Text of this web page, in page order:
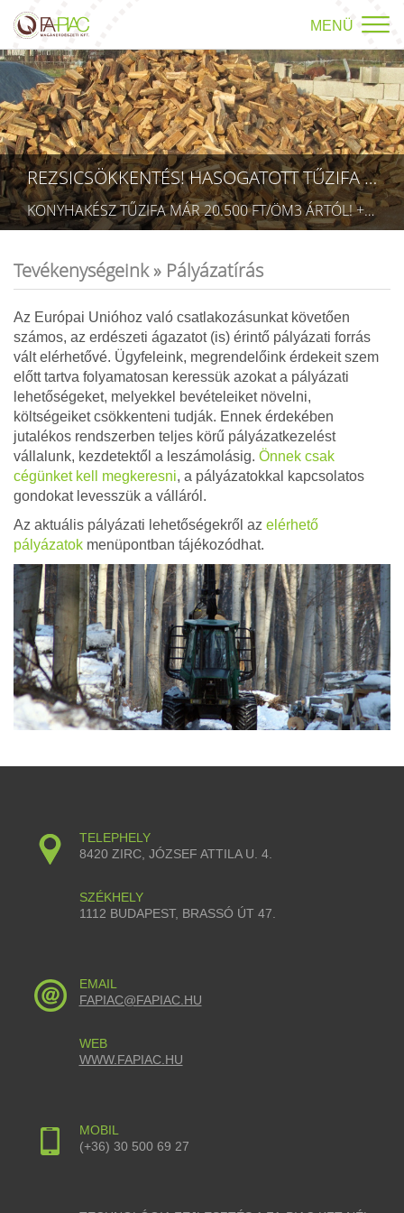
MENÜ
REZSICSÖKKENTÉS! HASOGATOTT TŰZIFA AKCIÓ!
KONYHAKÉSZ TŰZIFA MÁR 20.500 FT/ÖM3 ÁRTÓL! +36709423403 RÉSZLETEK A TÜZÉP MENÜPONTBAN! (TECHNIKAI AZONOSÍTÓ: AA 5832075)
Tevékenységeink » Pályázatírás
Az Európai Unióhoz való csatlakozásunkat követően
számos, az erdészeti ágazatot (is) érintő pályázati forrás
vált elérhetővé. Ügyfeleink, megrendelőink érdekeit szem
előtt tartva folyamatosan keressük azokat a pályázati
lehetőségeket, melyekkel bevételeiket növelni,
költségeiket csökkenteni tudják. Ennek érdekében
jutalékos rendszerben teljes körű pályázatkezelést
vállalunk, kezdetektől a leszámolásig. Önnek csak
cégünket kell megkeresni, a pályázatokkal kapcsolatos
gondokat levesszük a válláról.
Az aktuális pályázati lehetőségekről az elérhető
pályázatok menüpontban tájékozódhat.
TELEPHELY
8420 ZIRC, JÓZSEF ATTILA U. 4.
SZÉKHELY
1112 BUDAPEST, BRASSÓ ÚT 47.
EMAIL
FAPIAC@FAPIAC.HU
WEB
WWW.FAPIAC.HU
MOBIL
(+36) 30 500 69 27